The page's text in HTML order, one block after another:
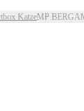
KatzeMP